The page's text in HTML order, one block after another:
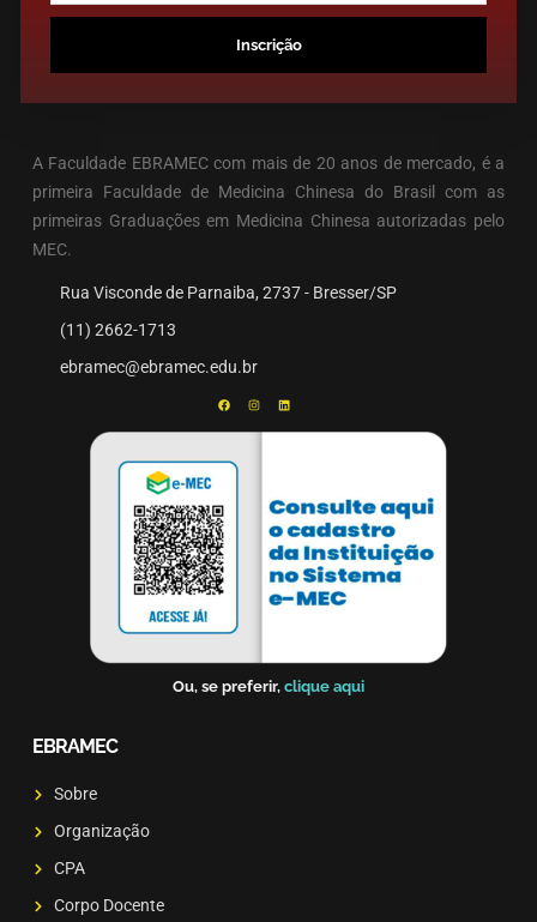
Inscrição
A Faculdade EBRAMEC com mais de 20 anos de mercado, é a
primeira Faculdade de Medicina Chinesa do Brasil com as
primeiras Graduações em Medicina Chinesa autorizadas pelo
MEC.
Rua Visconde de Parnaiba, 2737 - Bresser/SP
(11) 2662-1713
ebramec@ebramec.edu.br
Ou, se preferir, clique aqui
EBRAMEC
Sobre
Organização
CPA
Corpo Docente